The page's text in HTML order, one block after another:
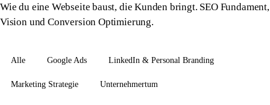
Wie du eine Webseite baust, die Kunden bringt. SEO Fundament,
Vision und Conversion Optimierung.
Alle Google Ads LinkedIn & Personal Branding
Marketing Strategie Unternehmertum